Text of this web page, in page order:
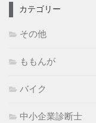
カテゴリー
その他
ももんが
バイク
中小企業診断士